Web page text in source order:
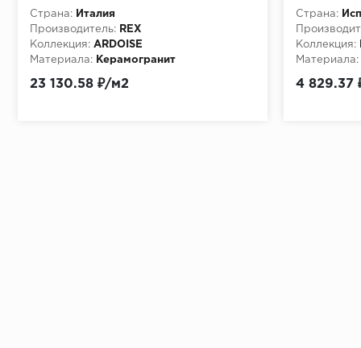
Страна:
Италия
Производитель:
REX
Коллекция: ARDOISE
Материала:
Керамогранит
23 130.58 ₽/м2
Страна:
Коллекция:
Материала:
60X120 rect
4 829.37